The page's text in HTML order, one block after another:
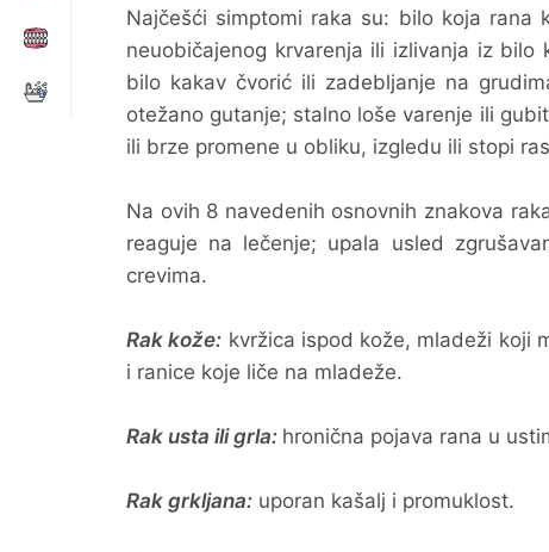
Najčešći simptomi raka su: bilo koja
neuobičajenog krvarenja ili izlivanja iz
bilo kakav čvorić ili zadebljanje na
otežano gutanje; stalno loše varenje ili
ili brze promene u obliku, izgledu ili stopi
Na ovih 8 navedenih osnovnih znakova
reaguje na lečenje; upala usled
crevima.
Rak kože: kvržica ispod kože, mladeži koji
i ranice koje liče na mladeže.
Rak usta ili grla: hronična pojava rana u
Rak grkljana: uporan kašalj i promuklost.